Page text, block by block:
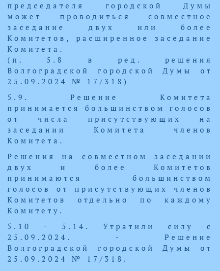
председателя городской Думы
может проводиться совместное
заседание двух или более
Комитетов, расширенное заседание
Комитета.
(п. 5.8 в ред. решения
Волгоградской городской Думы от
25.09.2024 № 17/318)
5.9. Решение Комитета
принимается большинством голосов
от числа присутствующих на
заседании Комитета членов
Комитета.
Решения на совместном заседании
двух и более Комитетов
принимаются большинством
голосов от присутствующих членов
Комитетов отдельно по каждому
Комитету.
5.10 - 5.14. Утратили силу с
25.09.2024. - Решение
Волгоградской городской Думы от
25.09.2024 № 17/318.